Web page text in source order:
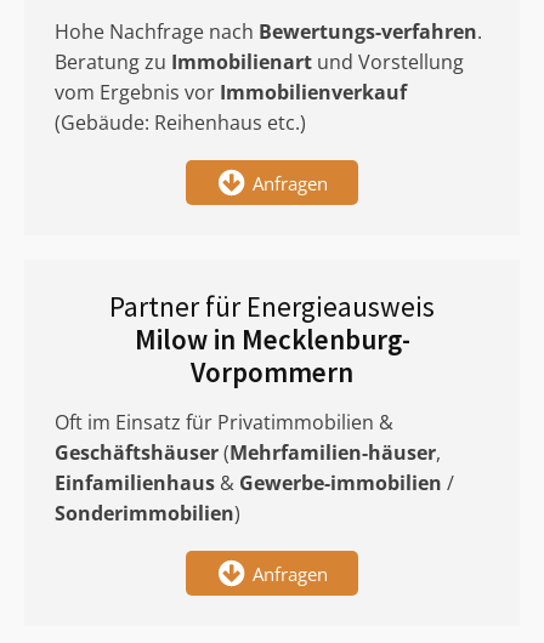
Hohe Nachfrage nach Bewertungs-verfahren.
Beratung zu Immobilienart und Vorstellung
vom Ergebnis vor Immobilienverkauf
(Gebäude: Reihenhaus etc.)
Anfragen
Partner für Energieausweis
Milow in Mecklenburg-
Vorpommern
Oft im Einsatz für Privatimmobilien &
Geschäftshäuser(Mehrfamilien-häuser,
Einfamilienhaus & Gewerbe-immobilien /
Sonderimmobilien)
Anfragen